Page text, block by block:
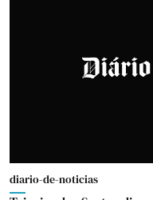
diario-de-noticias